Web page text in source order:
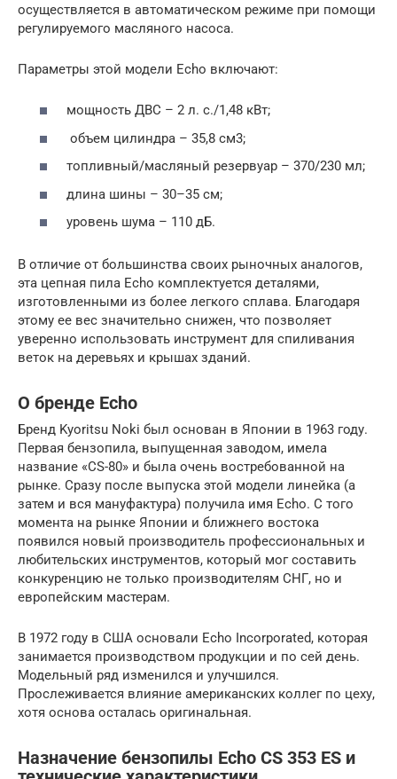
осуществляется в автоматическом режиме при помощи
регулируемого масляного насоса.
Параметры этой модели Echo включают:
мощность ДВС – 2 л. с./1,48 кВт;
объем цилиндра – 35,8 см3;
топливный/масляный резервуар – 370/230 мл;
длина шины – 30–35 см;
уровень шума – 110 дБ.
В отличие от большинства своих рыночных аналогов,
эта цепная пила Echo комплектуется деталями,
изготовленными из более легкого сплава. Благодаря
этому ее вес значительно снижен, что позволяет
уверенно использовать инструмент для спиливания
веток на деревьях и крышах зданий.
О бренде Echo
Бренд Kyoritsu Noki был основан в Японии в 1963 году.
Первая бензопила, выпущенная заводом, имела
название «CS-80» и была очень востребованной на
рынке. Сразу после выпуска этой модели линейка (а
затем и вся мануфактура) получила имя Echo. С того
момента на рынке Японии и ближнего востока
появился новый производитель профессиональных и
любительских инструментов, который мог составить
конкуренцию не только производителям СНГ, но и
европейским мастерам.
В 1972 году в США основали Echo Incorporated, которая
занимается производством продукции и по сей день.
Модельный ряд изменился и улучшился.
Прослеживается влияние американских коллег по цеху,
хотя основа осталась оригинальная.
Назначение бензопилы Echo CS 353 ES и